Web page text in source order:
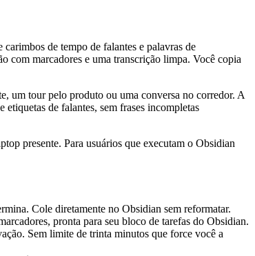
de tempo de falantes e palavras de
com marcadores e uma transcrição limpa. Você copia
um tour pelo produto ou uma conversa no corredor. A
de falantes, sem frases incompletas
presente. Para usuários que executam o Obsidian
Cole diretamente no Obsidian sem reformatar.
pronta para seu bloco de tarefas do Obsidian.
Sem limite de trinta minutos que force você a